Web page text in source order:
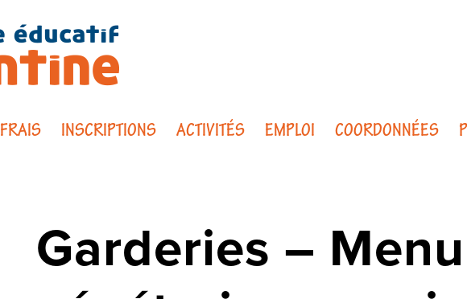
FRAIS INSCRIPTIONS ACTIVITÉS EMPLOI COORDONNÉES
Garderies – Menu